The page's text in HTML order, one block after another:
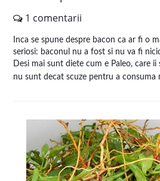
1 comentarii
Inca se spune despre bacon ca ar fi o
seriosi: baconul nu a fost si nu va fi
Desi mai sunt diete cum e Paleo, care
nu sunt decat scuze pentru a consuma